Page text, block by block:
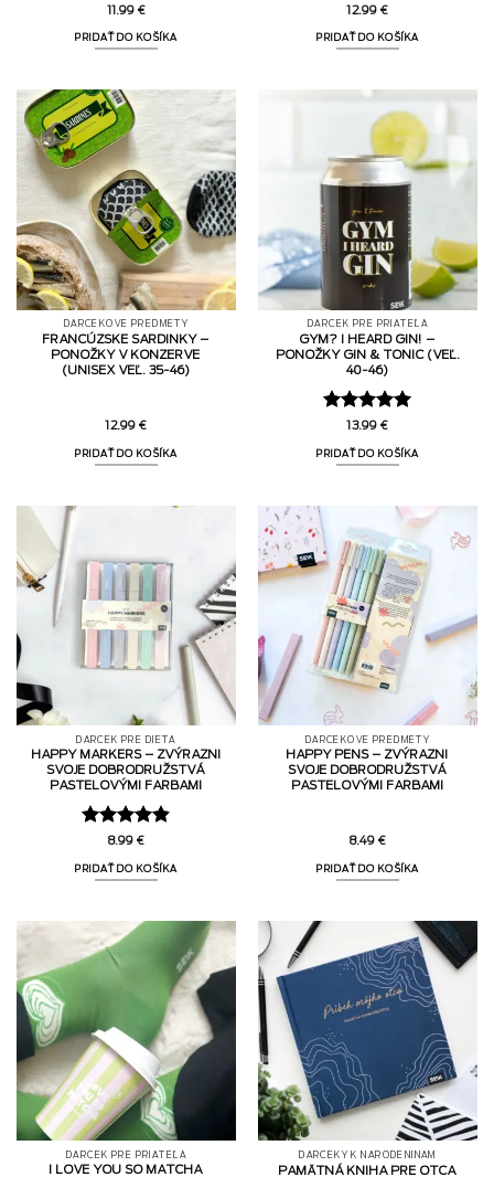
11.99 €
PRIDAŤ DO KOŠÍKA
12.99 €
PRIDAŤ DO KOŠÍKA
DARČEKOVÉ PREDMETY
FRANCÚZSKE SARDINKY –
PONOŽKY V KONZERVE
(UNISEX VEĽ. 35-46)
12.99 €
PRIDAŤ DO KOŠÍKA
DARČEK PRE PRIATEĽA
GYM? I HEARD GIN! –
PONOŽKY GIN & TONIC (VEĽ.
40-46)
Hodnotenie
13.99 €
PRIDAŤ DO KOŠÍKA
DARČEK PRE DIEŤA
HAPPY MARKERS – ZVÝRAZNI
SVOJE DOBRODRUŽSTVÁ
PASTELOVÝMI FARBAMI
Hodnotenie
8.99 €
PRIDAŤ DO KOŠÍKA
DARČEKOVÉ PREDMETY
HAPPY PENS – ZVÝRAZNI
SVOJE DOBRODRUŽSTVÁ
PASTELOVÝMI FARBAMI
8.49 €
PRIDAŤ DO KOŠÍKA
DARČEK PRE PRIATEĽA
I LOVE YOU SO MATCHA
DARČEKY K NARODENINÁM
PAMÄTNÁ KNIHA PRE OTCA